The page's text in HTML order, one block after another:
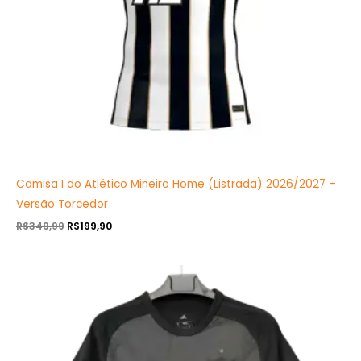
Camisa I do Atlético Mineiro Home (Listrada) 2026/2027 –
Versão Torcedor
R$349,99 R$199,90
R$349,99.
atual
é:
R$199,90.